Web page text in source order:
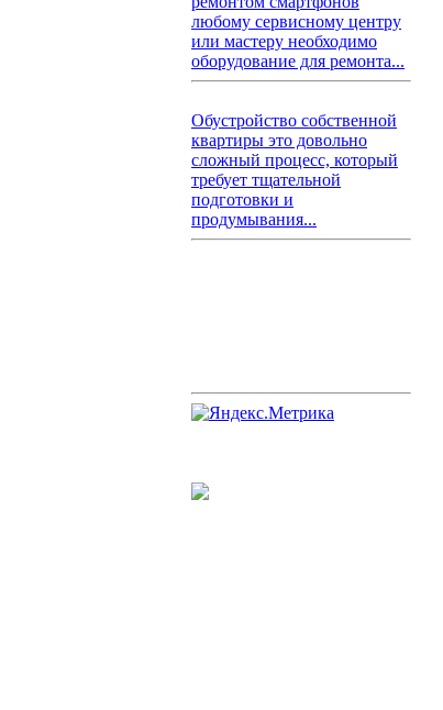
любому сервисному центру
или мастеру необходимо
оборудование для ремонта...
Обустройство собственной
квартиры это довольно
сложный процесс, который
требует тщательной
подготовки и
продумывания...